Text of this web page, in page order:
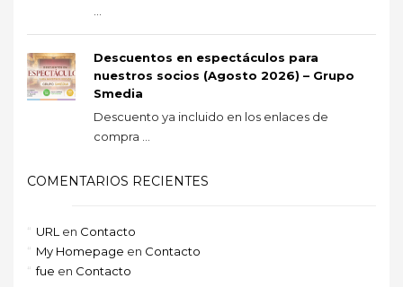
Descuentos en espectáculos para
nuestros socios (Agosto 2026) – Grupo
Smedia
Descuento ya incluido en los enlaces de
compra ...
COMENTARIOS RECIENTES
URL en Contacto
My Homepage en Contacto
fue en Contacto